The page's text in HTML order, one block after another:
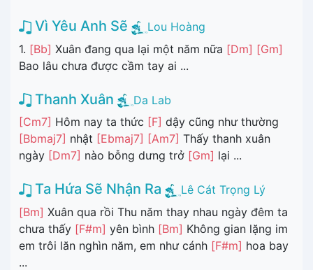
Vì Yêu Anh Sẽ
Lou Hoàng
1. [Bb] Xuân đang qua lại một năm nữa [Dm] [Gm]
Bao lâu chưa được cầm tay ai ...
Thanh Xuân
Da Lab
[Cm7] Hôm nay ta thức [F] dậy cũng như thường
[Bbmaj7] nhật [Ebmaj7] [Am7] Thấy thanh xuân
ngày [Dm7] nào bỗng dưng trở [Gm] lại ...
Ta Hứa Sẽ Nhận Ra
Lê Cát Trọng Lý
[Bm] Xuân qua rồi Thu năm thay nhau ngày đêm ta
chưa thấy [F#m] yên bình [Bm] Không gian lặng im
em trôi lăn nghìn năm, em như cánh [F#m] hoa bay
...